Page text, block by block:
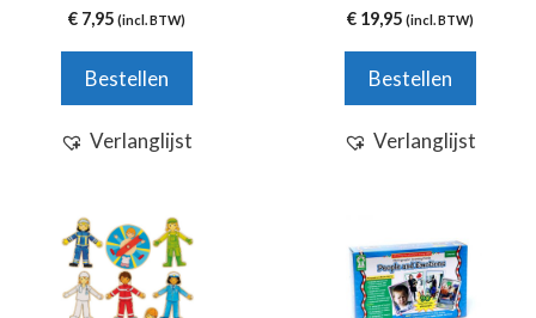
0
v
5
€7,95 (incl. BTW)
Bestellen
Verlanglijst
0
v
5
€19,95 (incl. BTW)
Bestellen
Verlanglijst